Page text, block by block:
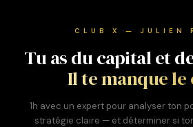
CLUB X — JULIEN
Tu as du capital et
Il te manque le
1h avec un expert pour analyser ton
stratégie claire — et déterminer si